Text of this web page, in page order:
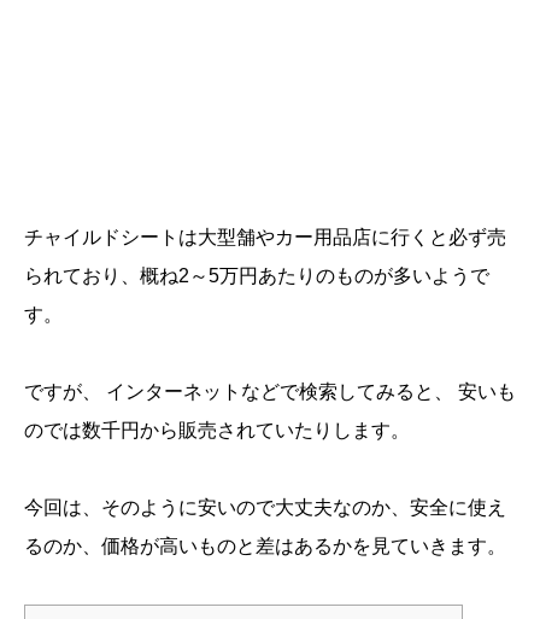
チャイルドシートは大型舗やカー用品店に行くと必ず売
られており、概ね2～5万円あたりのものが多いようで
す。
ですが、 インターネットなどで検索してみると、 安いも
のでは数千円から販売されていたりします。
今回は、そのように安いので大丈夫なのか、安全に使え
るのか、価格が高いものと差はあるかを見ていきます。